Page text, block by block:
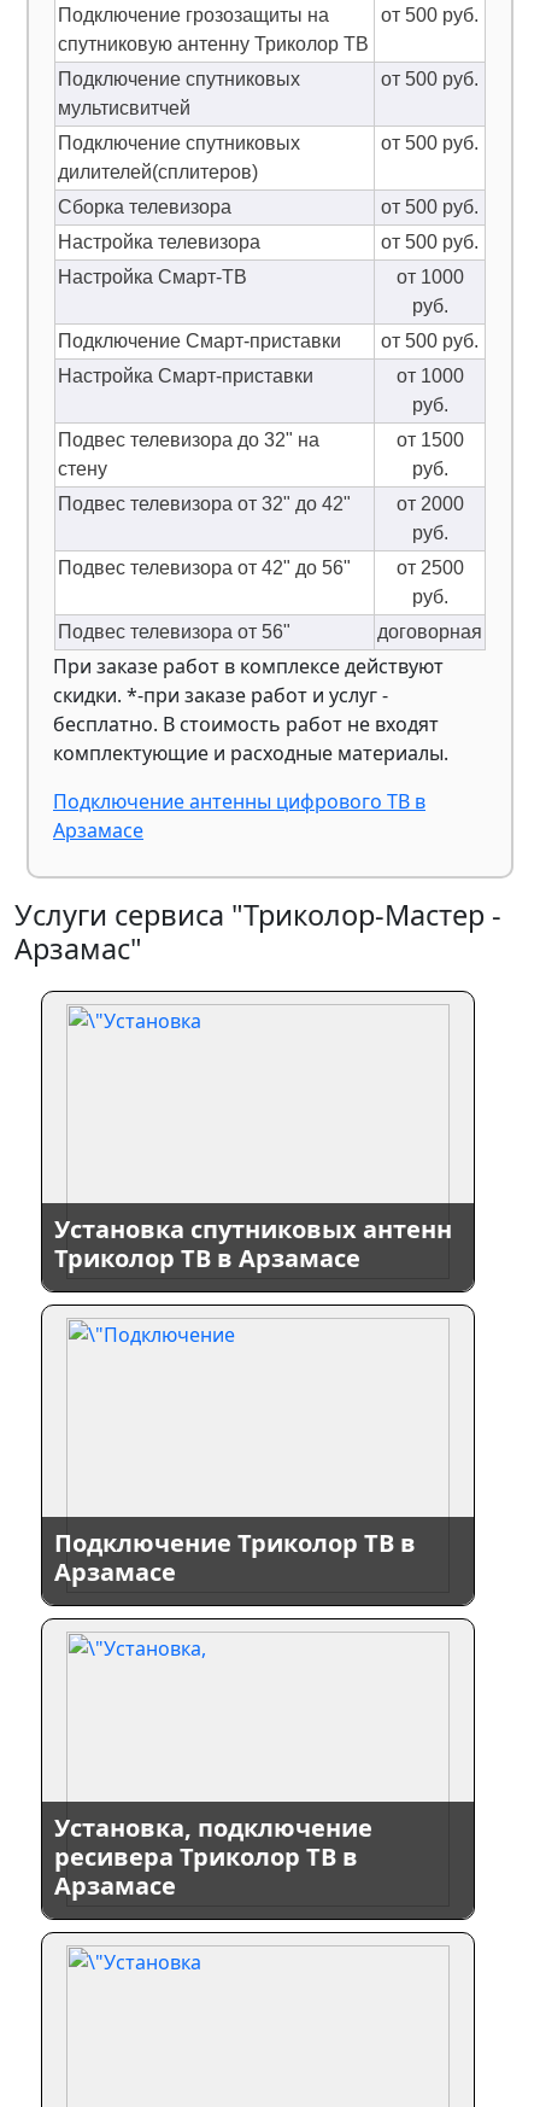
Подключение грозозащиты на
спутниковую антенну Триколор ТВ
от 500 руб.
Подключение спутниковых
мультисвитчей
от 500 руб.
Подключение спутниковых
дилителей(сплитеров)
от 500 руб.
Сборка телевизора
от 500 руб.
Настройка телевизора
от 500 руб.
Настройка Смарт-ТВ
от 1000
руб.
Подключение Смарт-приставки
от 500 руб.
Настройка Смарт-приставки
от 1000
руб.
Подвес телевизора до 32" на
стену
от 1500
руб.
Подвес телевизора от 32" до 42"
от 2000
руб.
Подвес телевизора от 42" до 56"
от 2500
руб.
Подвес телевизора от 56"
договорная
При заказе работ в комплексе действуют
скидки. *-при заказе работ и услуг -
бесплатно. В стоимость работ не входят
комплектующие и расходные материалы.
Подключение антенны цифрового ТВ в
Арзамасе
Услуги сервиса "Триколор-Мастер -
Арзамас"
Установка спутниковых антенн
Триколор ТВ в Арзамасе
Подключение Триколор ТВ в
Арзамасе
Установка, подключение
ресивера Триколор ТВ в
Арзамасе